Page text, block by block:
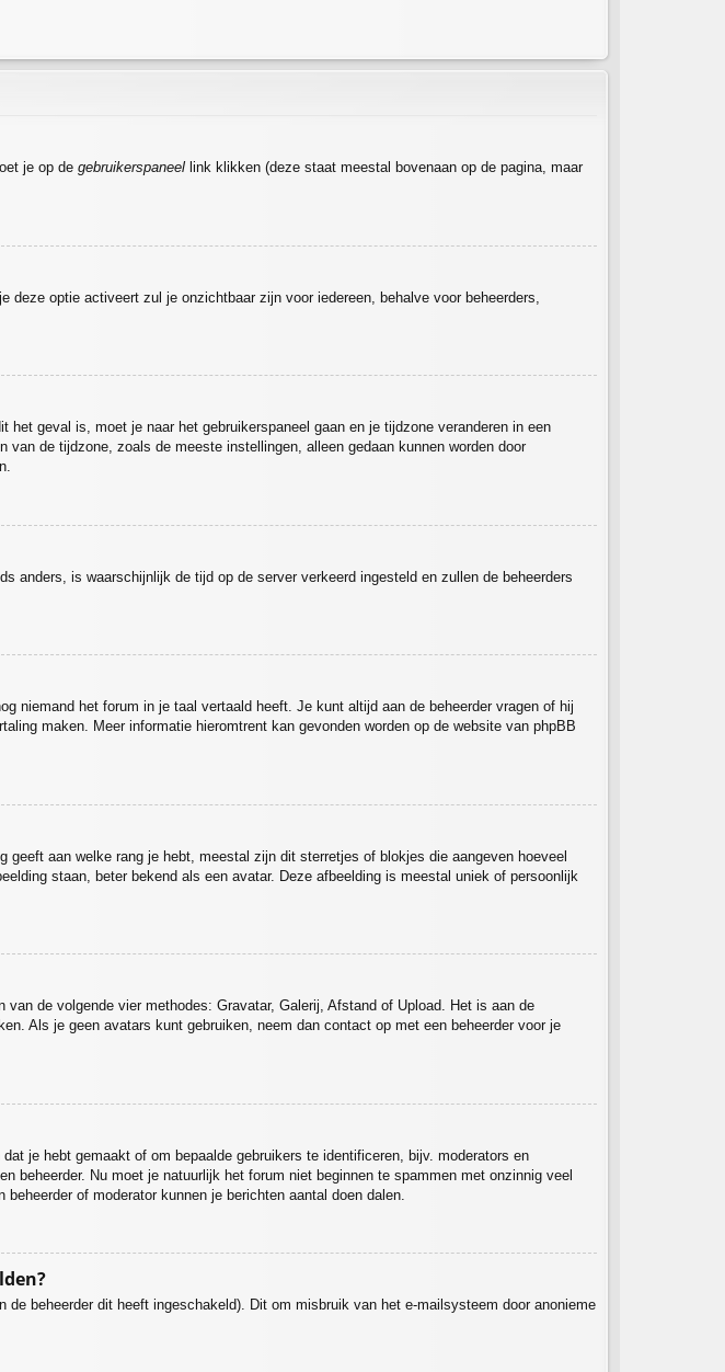
je op de gebruikerspaneel link klikken (deze staat meestal bovenaan op de pagina, maar
je deze optie activeert zul je onzichtbaar zijn voor iedereen, behalve voor beheerders,
geval is, moet je naar het gebruikerspaneel gaan en je tijdzone veranderen in een
de tijdzone, zoals de meeste instellingen, alleen gedaan kunnen worden door
anders, is waarschijnlijk de tijd op de server verkeerd ingesteld en zullen de beheerders
niemand het forum in je taal vertaald heeft. Je kunt altijd aan de beheerder vragen of hij
maken. Meer informatie hieromtrent kan gevonden worden op de website van phpBB
aan welke rang je hebt, meestal zijn dit sterretjes of blokjes die aangeven hoeveel
staan, beter bekend als een avatar. Deze afbeelding is meestal uniek of persoonlijk
van de volgende vier methodes: Gravatar, Galerij, Afstand of Upload. Het is aan de
Als je geen avatars kunt gebruiken, neem dan contact op met een beheerder voor je
je hebt gemaakt of om bepaalde gebruikers te identificeren, bijv. moderators en
beheerder. Nu moet je natuurlijk het forum niet beginnen te spammen met onzinnig veel
of moderator kunnen je berichten aantal doen dalen.
beheerder dit heeft ingeschakeld). Dit om misbruik van het e-mailsysteem door anonieme